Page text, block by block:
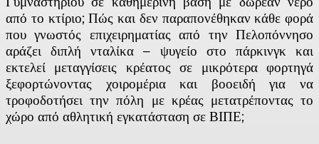
από το κτίριο; Πώς και δεν παραπονέθηκαν κάθε φορά
που γνωστός επιχειρηματίας από την Πελοπόννησο
αράζει διπλή νταλίκα – ψυγείο στο πάρκινγκ και
εκτελεί μεταγγίσεις κρέατος σε μικρότερα φορτηγά
ξεφορτώνοντας χοιρομέρια και βοοειδή για να
τροφοδοτήσει την πόλη με κρέας μετατρέποντας το
χώρο από αθλητική εγκατάσταση σε ΒΙΠΕ;